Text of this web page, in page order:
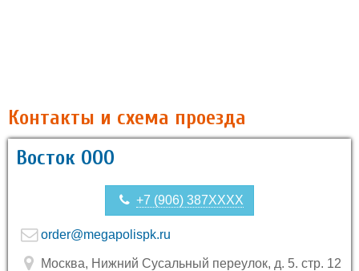
Контакты и схема проезда
Восток ООО
+7 (906) 387XXXX
order@megapolispk.ru
Москва, Нижний Сусальный переулок, д. 5. стр. 12